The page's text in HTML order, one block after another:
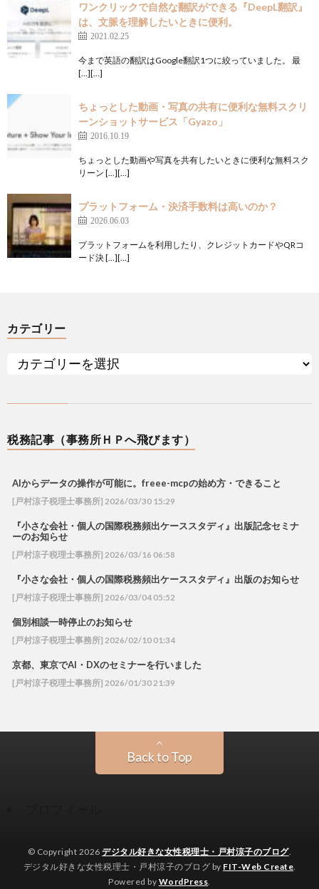
ワンクリックで自然な翻訳ができる『DeepL翻訳』
は、文脈を理解したいときに便利。
2021.02.25
今まで英語の翻訳はGoogle翻訳1つに絞っていました。 最
[…][…]
ちょっとした動画・写真の共有に便利な無料スクリ
ーンショットサービス「Gyazo」
2016.10.19
ちょっとした動画や写真を共有したいときに便利な無料スク
リーン […][…]
プラットフォーム・決済手数料は高いのか？
2026.06.03
プラットフォームを利用したり、クレジットカードやQRコ
ード決 […][…]
カテゴリー
税務記事（事務所ＨＰへ飛びます）
AIからデータの操作が可能に。freee-mcpの始め方・できること
[戸村涼子税理士事務所] 2026/03/30 15:29
『小さな会社・個人の国際税務頻出ケーススタディ』出版記念セミナ
ーのお知らせ
[戸村涼子税理士事務所] 2026/03/16 06:58
『小さな会社・個人の国際税務頻出ケーススタディ』出版のお知らせ
[戸村涼子税理士事務所] 2026/03/04 05:52
個別相談一時停止のお知らせ
[戸村涼子税理士事務所] 2026/02/10 01:34
京都、東京でAI・DXのセミナーを行いました
[戸村涼子税理士事務所] 2026/01/30 21:39
Back to Top
© Copyright 2026デジタル好きな女性税理士・戸村涼子のブログ.
デジタル好きな女性税理士・戸村涼子のブログ by FIT-Web Create.
Powered by WordPress.